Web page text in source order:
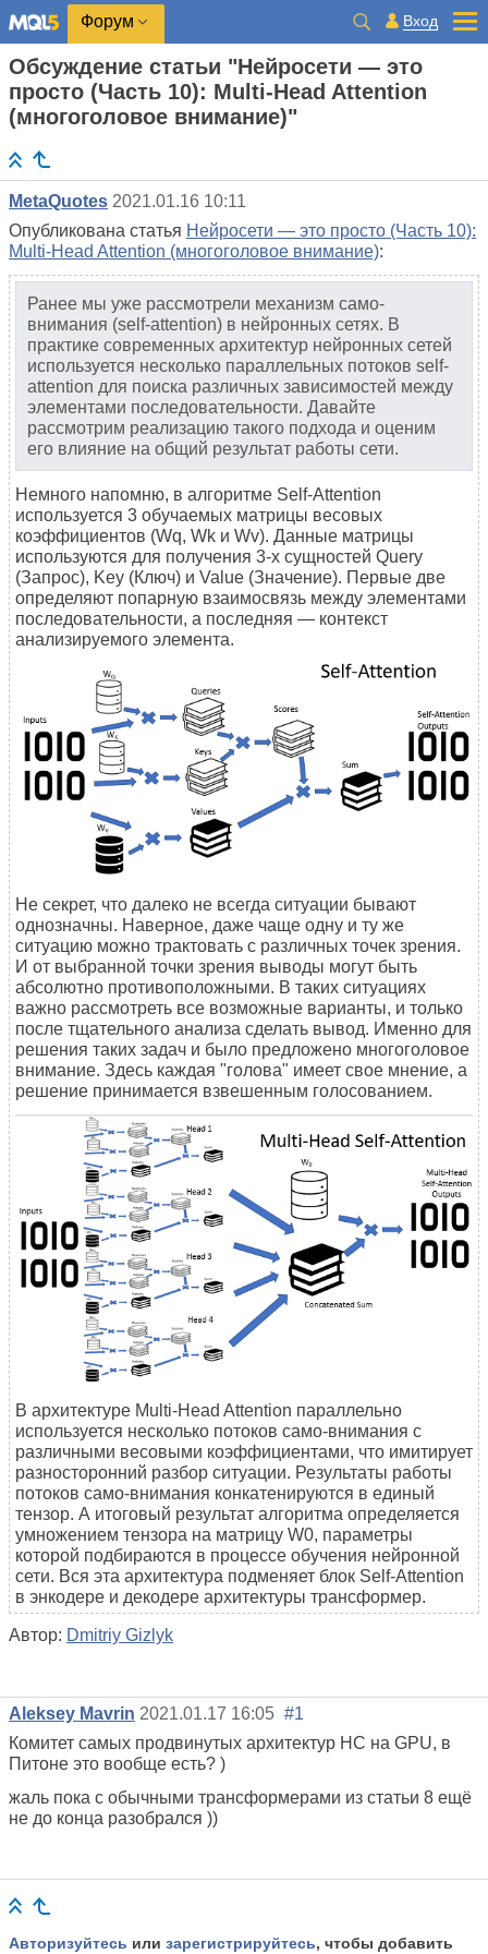
Форум Вход
Обсуждение статьи "Нейросети — это
просто (Часть 10): Multi-Head Attention
(многоголовое внимание)"
MetaQuotes 2021.01.16 10:11
Опубликована статья Нейросети — это просто (Часть 10):
Multi-Head Attention (многоголовое внимание):
Ранее мы уже рассмотрели механизм само-
внимания (self-attention) в нейронных сетях. В
практике современных архитектур нейронных сетей
используется несколько параллельных потоков self-
attention для поиска различных зависимостей между
элементами последовательности. Давайте
рассмотрим реализацию такого подхода и оценим
его влияние на общий результат работы сети.
Немного напомню, в алгоритме Self-Attention
используется 3 обучаемых матрицы весовых
коэффициентов (Wq, Wk и Wv). Данные матрицы
используются для получения 3-х сущностей Query
(Запрос), Key (Ключ) и Value (Значение). Первые две
определяют попарную взаимосвязь между элементами
последовательности, а последняя — контекст
анализируемого элемента.
Не секрет, что далеко не всегда ситуации бывают
однозначны. Наверное, даже чаще одну и ту же
ситуацию можно трактовать с различных точек зрения.
И от выбранной точки зрения выводы могут быть
абсолютно противоположными. В таких ситуациях
важно рассмотреть все возможные варианты, и только
после тщательного анализа сделать вывод. Именно для
решения таких задач и было предложено многоголовое
внимание. Здесь каждая "голова" имеет свое мнение, а
решение принимается взвешенным голосованием.
В архитектуре Multi-Head Attention параллельно
используется несколько потоков само-внимания с
различными весовыми коэффициентами, что имитирует
разносторонний разбор ситуации. Результаты работы
потоков само-внимания конкатенируются в единый
тензор. А итоговый результат алгоритма определяется
умножением тензора на матрицу W0, параметры
которой подбираются в процессе обучения нейронной
сети. Вся эта архитектура подменяет блок Self-Attention
в энкодере и декодере архитектуры трансформер.
Автор: Dmitriy Gizlyk
Aleksey Mavrin 2021.01.17 16:05 #1
Комитет самых продвинутых архитектур НС на GPU, в
Питоне это вообще есть? )
жаль пока с обычными трансформерами из статьи 8 ещё
не до конца разобрался ))
Авторизуйтесь или зарегистрируйтесь, чтобы добавить